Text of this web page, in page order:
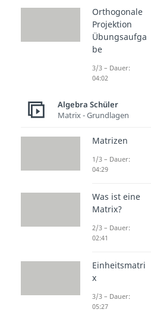
Spatprodukt
Dauer: 04:00
Orthogonale
Projektion
Übungsaufga
be
3/3 – Dauer:
04:02
Algebra Schüler
Matrix - Grundlagen
Matrizen
1/3 – Dauer:
04:29
Was ist eine
Matrix?
2/3 – Dauer:
02:41
Einheitsmatri
x
3/3 – Dauer:
05:27